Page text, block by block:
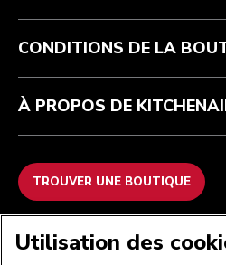
Recupel
ODR
CONDITIONS DE LA
À PROPOS DE
TROUVER UNE BOUTIQUE
NOUS
Utilisation des